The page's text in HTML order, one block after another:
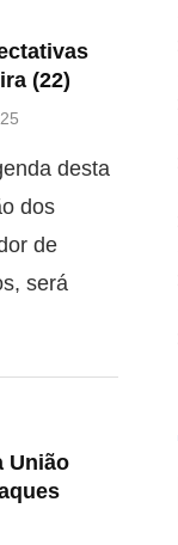
(22)
desta
dos
de
será
União